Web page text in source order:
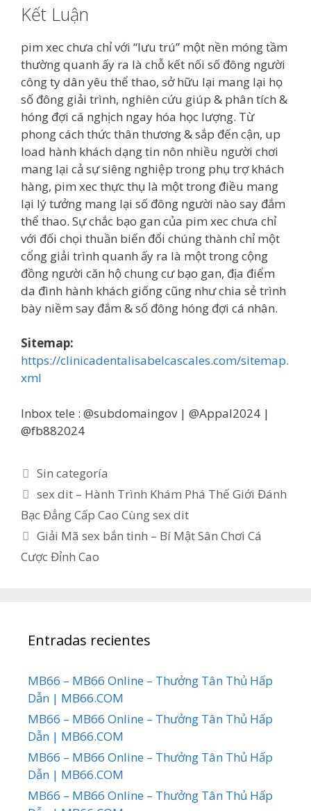
Kết Luận
pim xec chưa chỉ với “lưu trú” một nền móng tầm
thường quanh ấy ra là chỗ kết nối số đông người
công ty dân yêu thể thao, sở hữu lại mang lại họ
số đông giải trình, nghiên cứu giúp & phân tích &
hóng đợi cá nghịch ngay hóa học lượng. Từ
phong cách thức thân thương & sắp đến cận, up
load hành khách dạng tin nôn nhiều người chơi
mang lại cả sự siêng nghiệp trong phụ trợ khách
hàng, pim xec thực thụ là một trong điều mang
lại lý tưởng mang lại số đông người nào say đắm
thể thao. Sự chắc bạo gan của pim xec chưa chỉ
với đối chọi thuần biến đổi chúng thành chỉ một
cổng giải trình quanh ấy ra là một trong cộng
đồng người căn hộ chung cư bạo gan, địa điểm
da đình hành khách giống cũng như chia sẻ trình
bày niềm say đắm & số đông hóng đợi cá nhân.
Sitemap:
https://clinicadentalisabelcascales.com/sitemap.
xml
Inbox tele : @subdomaingov | @Appal2024 |
@fb882024
Categorías
Sin categoría
sex dit – Hành Trình Khám Phá Thế Giới Đánh
Bạc Đẳng Cấp Cao Cùng sex dit
Giải Mã sex bắn tinh – Bí Mật Sân Chơi Cá
Cược Đỉnh Cao
Entradas recientes
MB66 – MB66 Online – Thưởng Tân Thủ Hấp
Dẫn | MB66.COM
MB66 – MB66 Online – Thưởng Tân Thủ Hấp
Dẫn | MB66.COM
MB66 – MB66 Online – Thưởng Tân Thủ Hấp
Dẫn | MB66.COM
MB66 – MB66 Online – Thưởng Tân Thủ Hấp